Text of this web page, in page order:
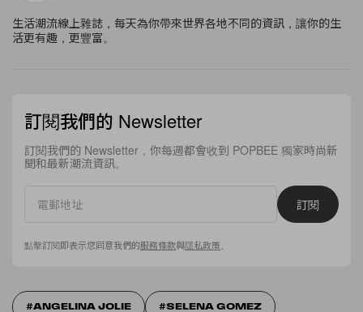
生活潮流線上雜誌，每天為你帶來世界各地不同的資訊，讓你的生
活更有趣，更豐富。
訂閱我們的 Newsletter
訂閱我們的 Newsletter，你每週都會收到 POPBEE 獨家時尚新
聞和最新潮流資訊。
訂閱
點擊訂閱即表示您同意我們的服務條款與隱私政策
ANGELINA JOLIE SELENA GOMEZ